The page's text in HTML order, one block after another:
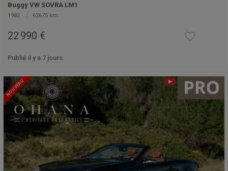
Buggy VW SOVRA LM1
1982 62675 km
22 990 €
Publié il y a 7 jours
NOUVEAU